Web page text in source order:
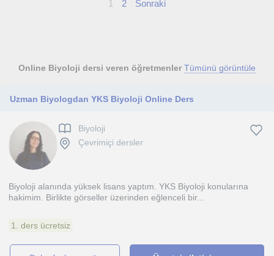
1 2 Sonraki
Online Biyoloji dersi veren öğretmenler Tümünü görüntüle
Uzman Biyologdan YKS Biyoloji Online Ders
Biyoloji
Çevrimiçi dersler
Biyoloji alanında yüksek lisans yaptım. YKS Biyoloji konularına
hakimim. Birlikte görseller üzerinden eğlenceli bir...
1. ders ücretsiz